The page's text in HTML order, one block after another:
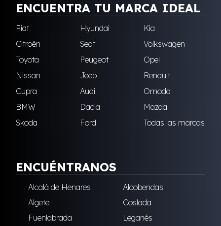
ENCUENTRA TU MARCA IDEAL
Fiat Hyundai
Kia
Citroën
Seat
Volkswagen
Toyota
Peugeot
Opel
Nissan
Jeep
Renault
Cupra
Audi
Omoda
BMW
Dacia
Mazda
Skoda
Ford Todas las marcas
ENCUÉNTRANOS
Alcalá de Henares
Alcobendas
Algete
Coslada
Fuenlabrada
Leganés